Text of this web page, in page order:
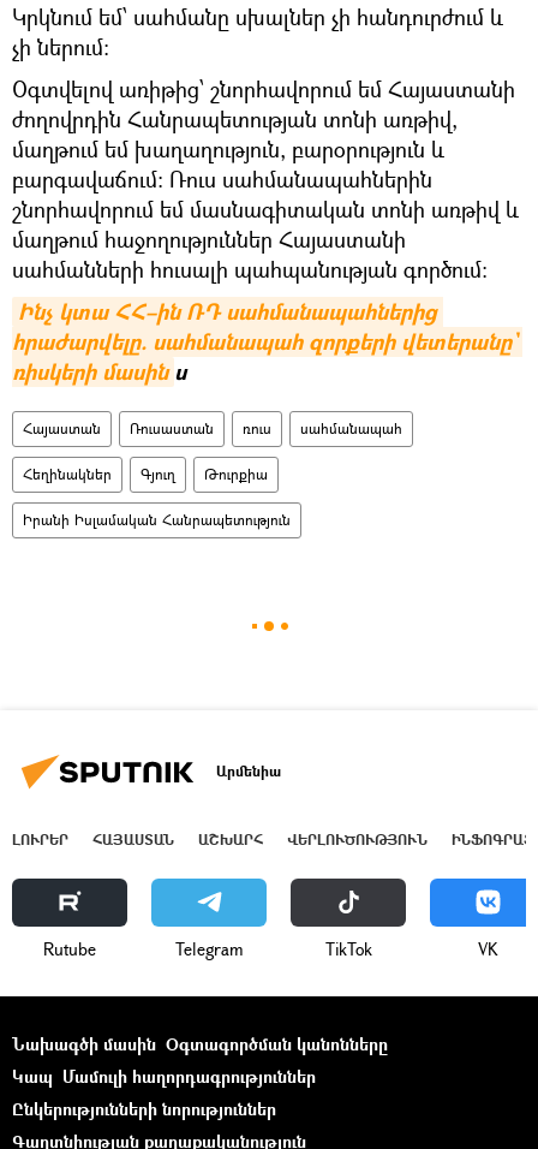
Կրկնում եմ՝ սահմանը սխալներ չի հանդուրժում և
չի ներում։
Օգտվելով առիթից՝ շնորհավորում եմ Հայաստանի
ժողովրդին Հանրապետության տոնի առթիվ,
մաղթում եմ խաղաղություն, բարօրություն և
բարգավաճում։ Ռուս սահմանապահներին
շնորհավորում եմ մասնագիտական տոնի առթիվ և
մաղթում հաջողություններ Հայաստանի
սահմանների հուսալի պահպանության գործում։
Ինչ կտա ՀՀ–ին ՌԴ սահմանապահներից
հրաժարվելը. սահմանապահ զորքերի վետերանը`
ռիսկերի մասին ս
Հայաստան Ռուսաստան ռուս սահմանապահ
Հեղինակներ Գյուղ Թուրքիա
Իրանի Իսլամական Հանրապետություն
Արմենիա
ԼՈՒՐԵՐ ՀԱՅԱՍՏԱՆ ԱՇԽԱՐՀ ՎԵՐԼՈՒԾՈՒԹՅՈՒՆ
Rutube Telegram ТikТоk VK
Նախագծի մասին Օգտագործման կանոնները
Կապ Մամուլի հաղորդագրություններ
Ընկերությունների նորություններ
Գաղտնիության քաղաքականություն